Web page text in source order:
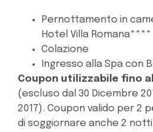
Pernottamento in
Hotel Villa Romana****
Colazione
Ingresso alla Spa con
Coupon utilizzabile fino al
(escluso dal 30 Dicembre
2017). Coupon valido per 2
di soggiornare anche 2